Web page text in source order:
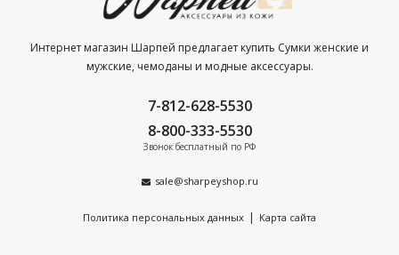
Интернет магазин Шарпей предлагает купить Сумки женские и
мужские, чемоданы и модные аксессуары.
7-812-628-5530
8-800-333-5530
Звонок бесплатный по РФ
sale@sharpeyshop.ru
Политика персональных данных | Карта сайта